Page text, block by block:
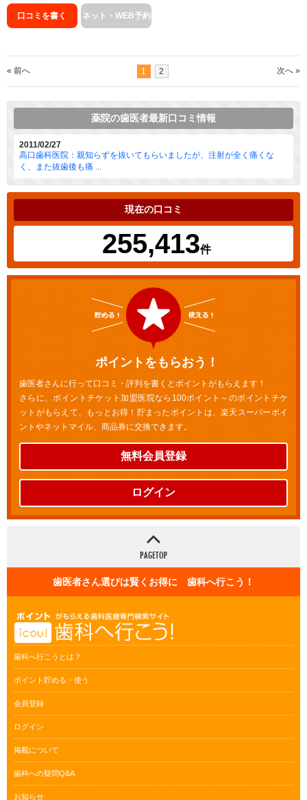
口コミを書く ネット・WEB予約
« 前へ 1 2 次へ »
薬院の歯医者最新口コミ情報
2011/02/27
高口歯科医院：親知らずを抜いてもらいましたが、注射が全く痛くな
く、また抜歯後も痛 ...
現在の口コミ
255,413件
ポイントをもらおう！
歯医者さんに行って口コミ・評判を書くとポイントがもらえます！
さらに、ポイントチケット加盟医院なら100ポイント～のポイントチケ
ットがもらえて、もっとお得！貯まったポイントは、楽天スーパーポイ
ントやネットマイル、商品券に交換できます。
無料会員登録
ログイン
歯医者さん選びは賢くお得に 歯科へ行こう！
歯科へ行こうとは？
ポイント貯める・使う
会員登録
ログイン
掲載について
歯科への疑問Q&A
お知らせ